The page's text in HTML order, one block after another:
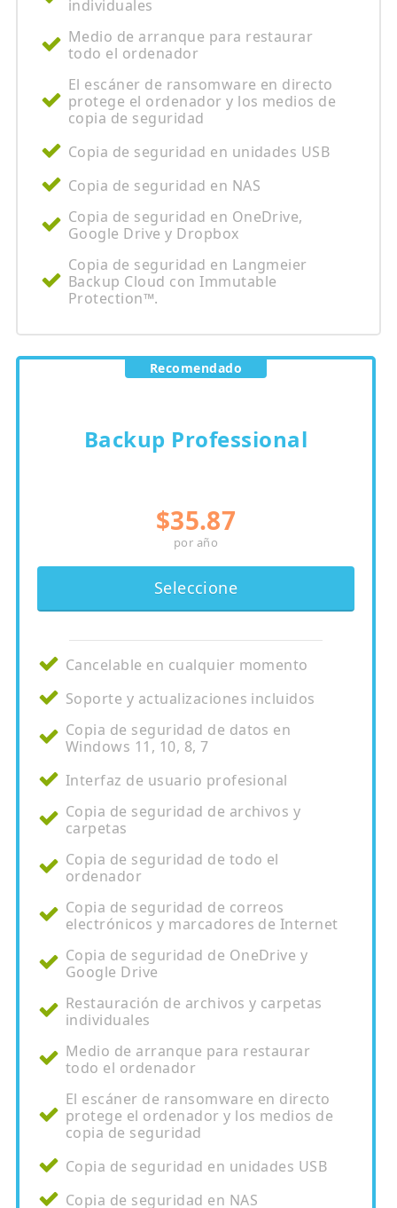
individuales
Medio de arranque para restaurar
todo el ordenador
El escáner de ransomware en directo
protege el ordenador y los medios de
copia de seguridad
Copia de seguridad en unidades USB
Copia de seguridad en NAS
Copia de seguridad en OneDrive,
Google Drive y Dropbox
Copia de seguridad en Langmeier
Backup Cloud con Immutable
Protection™.
Recomendado
Backup Professional
$35.87
por año
Seleccione
Cancelable en cualquier momento
Soporte y actualizaciones incluidos
Copia de seguridad de datos en
Windows 11, 10, 8, 7
Interfaz de usuario profesional
Copia de seguridad de archivos y
carpetas
Copia de seguridad de todo el
ordenador
Copia de seguridad de correos
electrónicos y marcadores de Internet
Copia de seguridad de OneDrive y
Google Drive
Restauración de archivos y carpetas
individuales
Medio de arranque para restaurar
todo el ordenador
El escáner de ransomware en directo
protege el ordenador y los medios de
copia de seguridad
Copia de seguridad en unidades USB
Copia de seguridad en NAS